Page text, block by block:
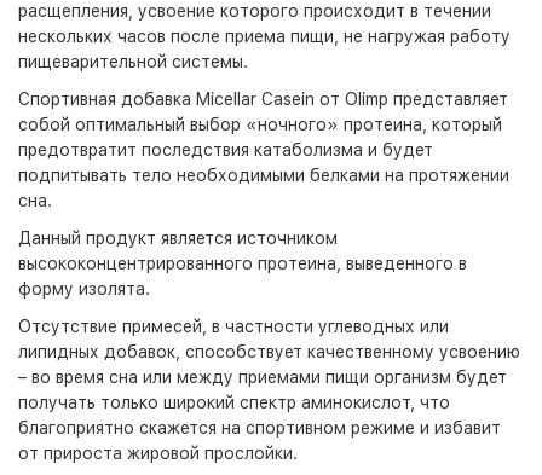
расщепления, усвоение которого происходит в течении
нескольких часов после приема пищи, не нагружая работу
пищеварительной системы.
Спортивная добавка Micellar Casein от Olimp представляет
собой оптимальный выбор «ночного» протеина, который
предотвратит последствия катаболизма и будет
подпитывать тело необходимыми белками на протяжении
сна.
Данный продукт является источником
высококонцентрированного протеина, выведенного в
форму изолята.
Отсутствие примесей, в частности углеводных или
липидных добавок, способствует качественному усвоению
– во время сна или между приемами пищи организм будет
получать только широкий спектр аминокислот, что
благоприятно скажется на спортивном режиме и избавит
от прироста жировой прослойки.